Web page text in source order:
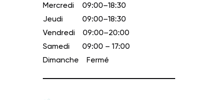
Mercredi
09:00–18:30
Jeudi
09:00–18:30
Vendredi
09:00–20:00
Samedi
09:00 – 17:00
Dimanche
Fermé